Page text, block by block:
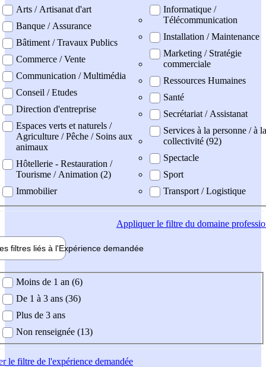
Arts / Artisanat d'art
Banque / Assurance
Bâtiment / Travaux Publics
Commerce / Vente
Communication / Multimédia
Conseil / Etudes
Direction d'entreprise
Espaces verts et naturels /
Agriculture / Pêche / Soins aux
animaux
Hôtellerie - Restauration /
Tourisme / Animation (2)
Immobilier
Informatique /
Télécommunication
Installation / Maintenance
Marketing / Stratégie
commerciale
Ressources Humaines
Santé
Secrétariat / Assistanat
Services à la personne / à la
collectivité (92)
Spectacle
Sport
Transport / Logistique
Appliquerle filtre du domaine
filtres liés à l'Expérience demandée
demandée
Moins de 1 an (6)
De 1 à 3 ans (36)
Plus de 3 ans
Non renseignée (13)
le filtre de l'expérience demandée